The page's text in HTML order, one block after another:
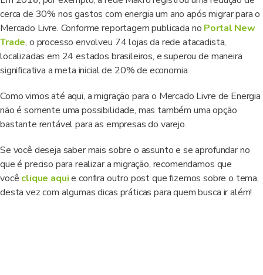
cerca de 30% nos gastos com energia um ano após migrar para o
Mercado Livre. Conforme reportagem publicada no Portal New
Trade, o processo envolveu 74 lojas da rede atacadista,
localizadas em 24 estados brasileiros, e superou de maneira
significativa a meta inicial de 20% de economia.
Como vimos até aqui, a migração para o Mercado Livre de Energia
não é somente uma possibilidade, mas também uma opção
bastante rentável para as empresas do varejo.
Se você deseja saber mais sobre o assunto e se aprofundar no
que é preciso para realizar a migração, recomendamos que
você clique aquie confira outro post que fizemos sobre o tema,
desta vez com algumas dicas práticas para quem busca ir além!